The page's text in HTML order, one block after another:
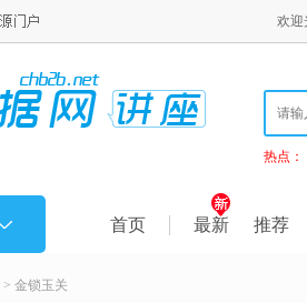
欢迎
热点：
首页 最新 推荐
> 金锁玉关